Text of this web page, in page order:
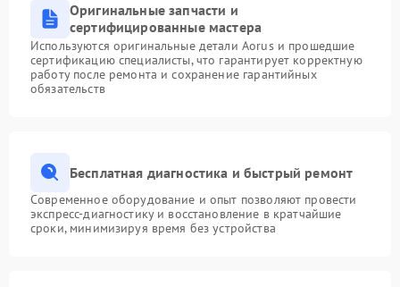
Оригинальные запчасти и
сертифицированные мастера
Используются оригинальные детали Aorus и прошедшие
сертификацию специалисты, что гарантирует корректную
работу после ремонта и сохранение гарантийных
обязательств
Бесплатная диагностика и быстрый ремонт
Современное оборудование и опыт позволяют провести
экспресс-диагностику и восстановление в кратчайшие
сроки, минимизируя время без устройства